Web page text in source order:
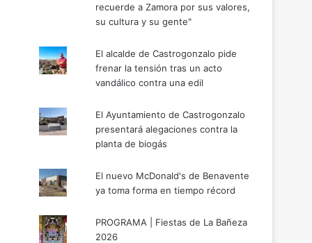
recuerde a Zamora por sus valores,
su cultura y su gente"
El alcalde de Castrogonzalo pide
frenar la tensión tras un acto
vandálico contra una edil
El Ayuntamiento de Castrogonzalo
presentará alegaciones contra la
planta de biogás
El nuevo McDonald's de Benavente
ya toma forma en tiempo récord
PROGRAMA | Fiestas de La Bañeza
2026